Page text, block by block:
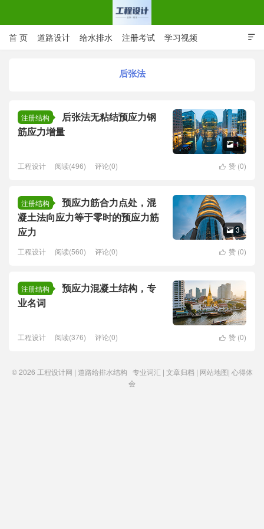

首 页 道路设计 给水排水 注册考试 学习视频
后张法
注册结构
后张法无粘结预应力钢
筋应力增量
 1
 赞 (0)
工程设计 阅读(496) 评论(0)
注册结构
预应力筋合力点处，混
凝土法向应力等于零时的预应力筋
应力
 3
 赞 (0)
工程设计 阅读(560) 评论(0)
注册结构
预应力混凝土结构，专
业名词
 赞 (0)
工程设计 阅读(376) 评论(0)
© 2026 工程设计网 | 道路给排水结构 专业词汇 | 文章归档 | 网站地图| 心得体
会